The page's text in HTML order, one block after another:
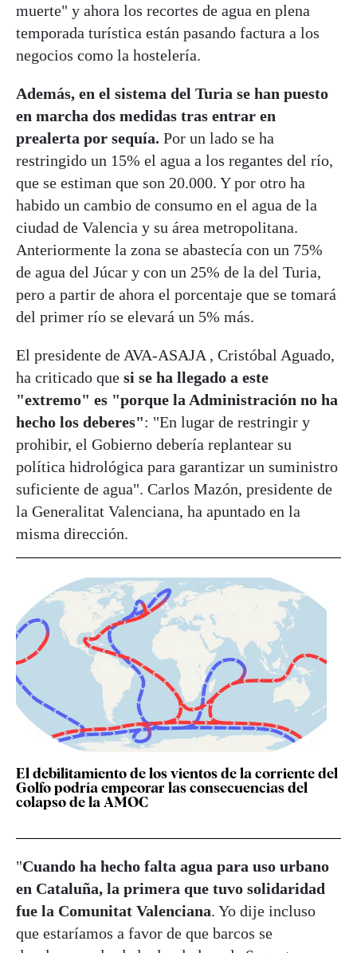
muerte" y ahora los recortes de agua en plena
temporada turística están pasando factura a los
negocios como la hostelería.
Además, en el sistema del Turia se han puesto
en marcha dos medidas tras entrar en
prealerta por sequía. Por un lado se ha
restringido un 15% el agua a los regantes del río,
que se estiman que son 20.000. Y por otro ha
habido un cambio de consumo en el agua de la
ciudad de Valencia y su área metropolitana.
Anteriormente la zona se abastecía con un 75%
de agua del Júcar y con un 25% de la del Turia,
pero a partir de ahora el porcentaje que se tomará
del primer río se elevará un 5% más.
El presidente de AVA-ASAJA , Cristóbal Aguado,
ha criticado que si se ha llegado a este
"extremo" es "porque la Administración no ha
hecho los deberes": "En lugar de restringir y
prohibir, el Gobierno debería replantear su
política hidrológica para garantizar un suministro
suficiente de agua". Carlos Mazón, presidente de
la Generalitat Valenciana, ha apuntado en la
misma dirección.
El debilitamiento de los vientos de la corriente del
Golfo podría empeorar las consecuencias del
colapso de la AMOC
"Cuando ha hecho falta agua para uso urbano
en Cataluña, la primera que tuvo solidaridad
fue la Comunitat Valenciana. Yo dije incluso
que estaríamos a favor de que barcos se